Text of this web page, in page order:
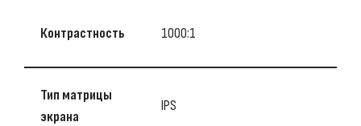
Контрастность 1000:1
Тип матрицы
экрана
IPS